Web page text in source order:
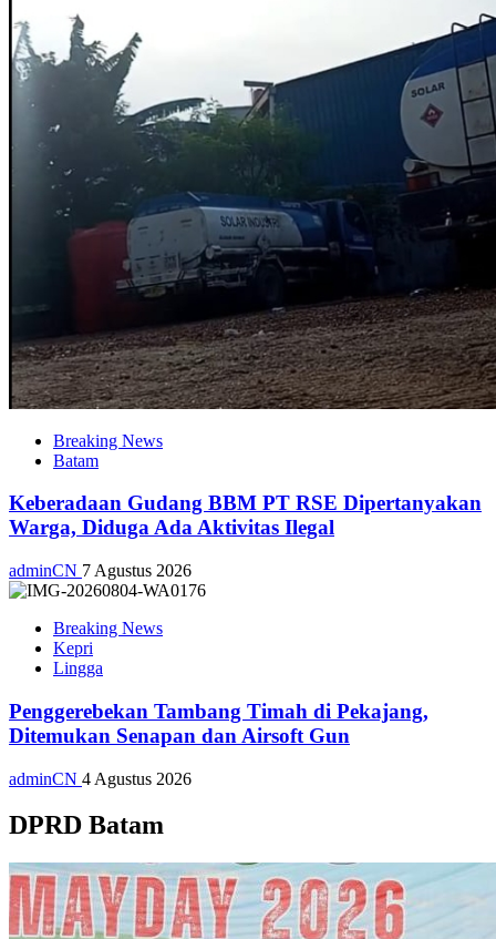
Breaking News
Batam
Keberadaan Gudang BBM PT RSE Dipertanyakan
Warga, Diduga Ada Aktivitas Ilegal
adminCN 7 Agustus 2026
Breaking News
Kepri
Lingga
Penggerebekan Tambang Timah di Pekajang,
Ditemukan Senapan dan Airsoft Gun
adminCN 4 Agustus 2026
DPRD Batam